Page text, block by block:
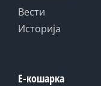
Вести
Историја
Е-кошарка